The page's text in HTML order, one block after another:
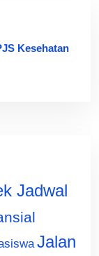
Kesehatan
Jadwal
Jalan